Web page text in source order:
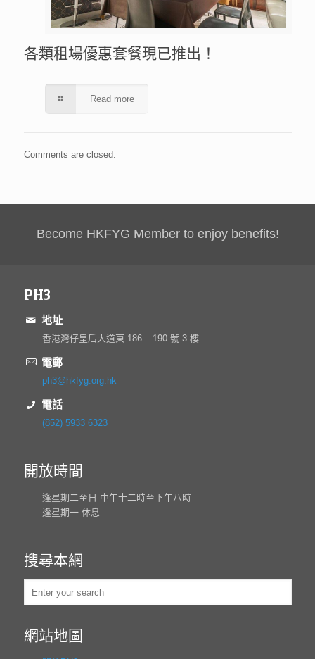
各類租場優惠套餐現已推出！
Read more
Comments are closed.
Become HKFYG Member to enjoy benefits!
PH3
地址
香港灣仔皇后大道東 186 – 190 號 3 樓
電郵
ph3@hkfyg.org.hk
電話
(852) 5933 6323
開放時間
逢星期二至日 中午十二時至下午八時
逢星期一 休息
搜尋本網
網站地圖